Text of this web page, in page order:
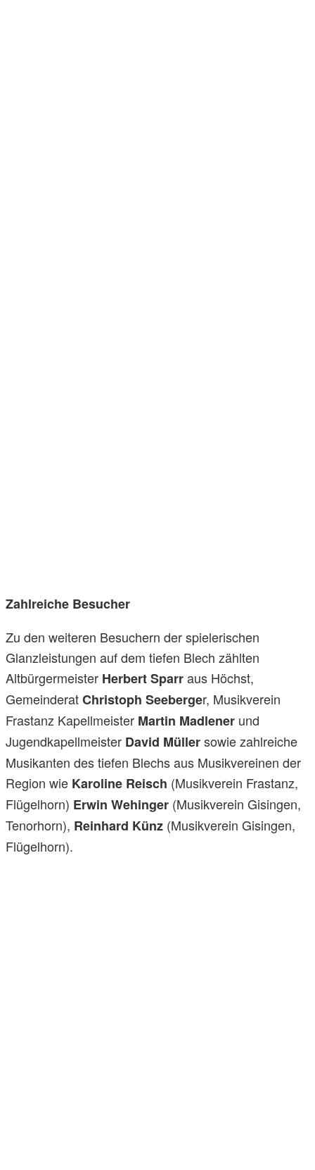
Zahlreiche Besucher
Zu den weiteren Besuchern der spielerischen
Glanzleistungen auf dem tiefen Blech zählten
Altbürgermeister Herbert Sparraus Höchst,
GemeinderatChristoph Seeberger, Musikverein
Frastanz Kapellmeister Martin Madlener und
Jugendkapellmeister David Müllersowie zahlreiche
Musikanten des tiefen Blechs aus Musikvereinen der
Region wie Karoline Reisch (Musikverein Frastanz,
Flügelhorn) Erwin Wehinger (Musikverein Gisingen,
Tenorhorn), Reinhard Künz (Musikverein Gisingen,
Flügelhorn).